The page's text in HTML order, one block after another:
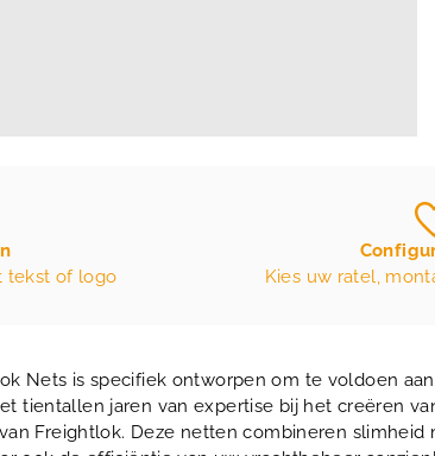
tekst of logo
Kies uw ratel,
Nets is specifiek ontworpen om te voldoen
tientallen jaren van expertise bij het creëren
Freightlok. Deze netten combineren